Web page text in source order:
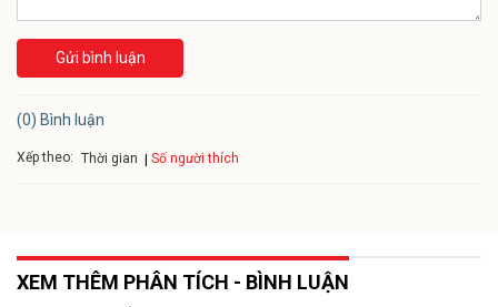
Gửi bình luận
(0) Bình luận
Xếp theo: Thời gian Số người thích
XEM THÊM PHÂN TÍCH - BÌNH LUẬN